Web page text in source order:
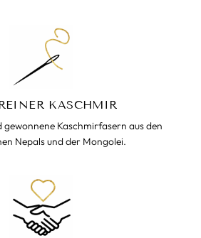
KASCHMIR
gewonnene Kaschmirfasern aus den
Nepals und der Mongolei.